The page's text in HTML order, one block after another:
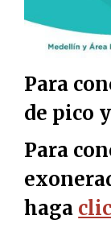
Para
de pico
Para
haga